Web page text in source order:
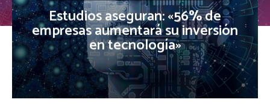
Estudios aseguran: «56% de
empresas aumentará su inversión
en tecnología»